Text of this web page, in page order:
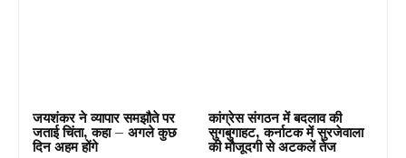
जयशंकर ने व्यापार समझौते पर
जताई चिंता, कहा – अगले कुछ
दिन अहम होंगे
कांग्रेस संगठन में बदलाव की
सुगबुगाहट, कर्नाटक में सुरजेवाला
की मौजूदगी से अटकलें तेज